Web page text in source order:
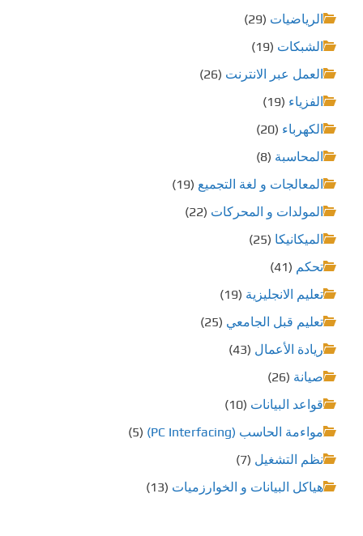
الرياضيات (29)
الشبكات (19)
العمل عبر الانترنت (26)
الفزياء (19)
الكهرباء (20)
المحاسبة (8)
المعالجات و لغة التجميع (19)
المولدات و المحركات (22)
الميكانيكا (25)
تحكم (41)
تعليم الانجليزية (19)
تعليم قبل الجامعي (25)
ريادة الأعمال (43)
صيانة (26)
قواعد البيانات (10)
مواءمة الحاسب (PC Interfacing)
(5)
نظم التشغيل (7)
هياكل البيانات و الخوارزميات (13)